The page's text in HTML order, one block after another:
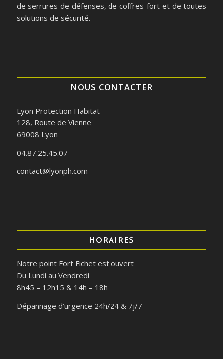
de serrures de défenses, de coffres-fort et de toutes
solutions de sécurité.
NOUS CONTACTER
Lyon Protection Habitat
128, Route de Vienne
69008 Lyon
04.87.25.45.07
contact@lyonph.com
HORAIRES
Notre point Fort Fichet est ouvert
Du Lundi au Vendredi
8h45 – 12h15 & 14h – 18h
Dépannage d’urgence 24h/24 & 7j/7